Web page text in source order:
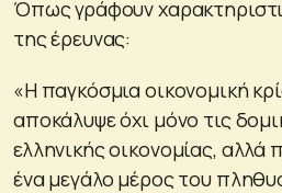
Όπως γράφουν
της έρευνας:
«Η παγκόσμια οικονομική
αποκάλυψε όχι μόνο τις
ελληνικής οικονομίας,
ένα μεγάλο μέρος του